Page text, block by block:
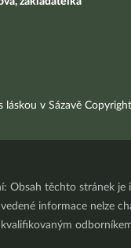
láskou v Sázavě
Obsah těchto stránek
informace nelze